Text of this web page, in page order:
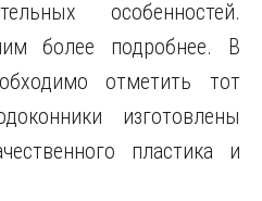
особенностей.
более подробнее. В
отметить тот
изготовлены
пластика и